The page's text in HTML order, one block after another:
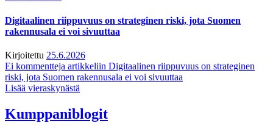
Digitaalinen riippuvuus on strateginen riski, jota Suomen
rakennusala ei voi sivuuttaa
Kirjoitettu 25.6.2026
Ei kommentteja artikkeliin Digitaalinen riippuvuus on strateginen
riski, jota Suomen rakennusala ei voi sivuuttaa
Lisää vieraskynästä
Kumppaniblogit